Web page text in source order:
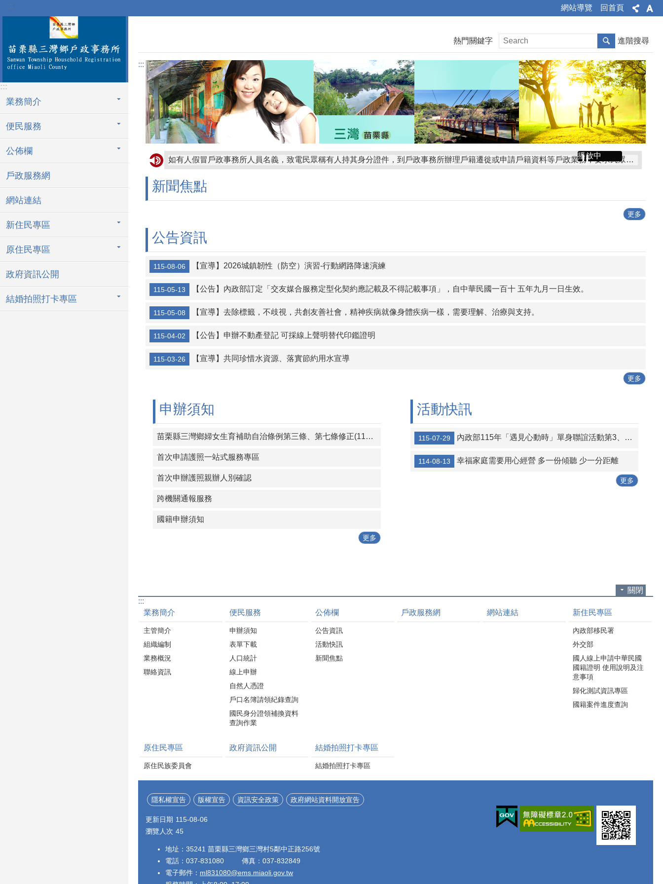
跳到主要內容區塊
::: 網站導覽 回首頁
:::
業務簡介
便民服務
公佈欄
戶政服務網
網站連結
新住民專區
原住民專區
政府資訊公開
結婚拍照打卡專區
熱門關鍵字 進階搜尋
:::
播放中 人籍合一政策 : 虛報遷徒，小心觸法受罰 遷徙登記應至遷入地戶政事務所辦理， 遷徙是事實行為，若無居住事實，請勿辦理遷徙登記。 如經查屬實虛遷徙，將撤銷其遷徙登記並處新臺幣3000元以上9000元以下罰鍰 。
善用戶政司網路申辦服務，線上申辦戶籍登記更方便
如有人假冒戶政事務所人員名義，致電民眾稱有人持其身分證件，到戶政事務所辦理戶籍遷徙或申請戶籍資料等戶政業務，要求民眾提供個人資料等情事。為避免民眾個人資料遭詐騙，如遇有可疑電話，應立即打電話向該機關求證或撥打165反詐騙專線。
新聞焦點
更多
公告資訊
115-08-06 【宣導】2026城鎮韌性（防空）演習-行動網路降速演練
115-05-13 【公告】內政部訂定「交友媒合服務定型化契約應記載及不得記載事項」，自中華民國一百十 五年九月一日生效。
115-05-08 【宣導】去除標籤，不歧視，共創友善社會，精神疾病就像身體疾病一樣，需要理解、治療與支持。
115-04-02 【公告】申辦不動產登記 可採線上聲明替代印鑑證明
115-03-26 【宣導】共同珍惜水資源、落實節約用水宣導
更多
申辦須知
苗栗縣三灣鄉婦女生育補助自治條例第三條、第七條修正(115年7月1日施行)
首次申請護照一站式服務專區
首次申辦護照親辦人別確認
跨機關通報服務
國籍申辦須知
更多
活動快訊
115-07-29 內政部115年「遇見心動時」單身聯誼活動第3、10-14梯次，8月7日至16日開放報名，歡迎單身者踴躍報名。
114-08-13 幸福家庭需要用心經營 多一份傾聽 少一分距離
更多
關閉
:::
業務簡介
主管簡介
組織編制
業務概況
聯絡資訊
便民服務
申辦須知
表單下載
人口統計
線上申辦
自然人憑證
戶口名簿請領紀錄查詢
國民身分證領補換資料
查詢作業
公佈欄
公告資訊
活動快訊
新聞焦點
戶政服務網 網站連結 新住民專區
內政部移民署
外交部
國人線上申請中華民國
國籍證明 使用說明及注
意事項
歸化測試資訊專區
國籍案件進度查詢
原住民專區
原住民族委員會
政府資訊公開 結婚拍照打卡專區
結婚拍照打卡專區
隱私權宣告 版權宣告 資訊安全政策 政府網站資料開放宣告
更新日期 115-08-06
瀏覽人次 45
地址：35241 苗栗縣三灣鄉三灣村5鄰中正路256號
電話：037-831080 傳真：037-832849
電子郵件： ml831080@ems.miaoli.gov.tw